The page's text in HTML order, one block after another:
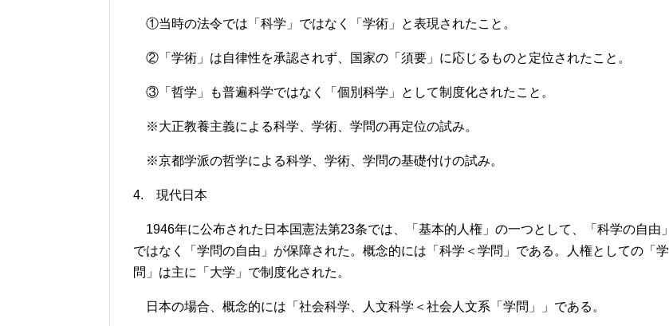
①当時の法令では「科学」ではなく「学術」と表現されたこと。
②「学術」は自律性を承認されず、国家の「須要」に応じるものと定位されたこと。
③「哲学」も普遍科学ではなく「個別科学」として制度化されたこと。
※大正教養主義による科学、学術、学問の再定位の試み。
※京都学派の哲学による科学、学術、学問の基礎付けの試み。
4. 現代日本
1946年に公布された日本国憲法第23条では、「基本的人権」の一つとして、「科学の自由」
ではなく「学問の自由」が保障された。概念的には「科学＜学問」である。人権としての「学
問」は主に「大学」で制度化された。
日本の場合、概念的には「社会科学、人文科学＜社会人文系「学問」」である。